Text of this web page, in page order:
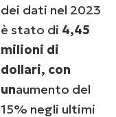
dei dati nel 2023
è stato di 4,45
milioni di
dollari, con
unaumento del
15% negli ultimi